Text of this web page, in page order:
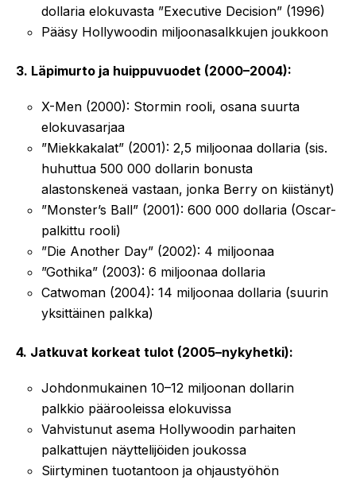
dollaria elokuvasta ”Executive Decision” (1996)
Pääsy Hollywoodin miljoonasalkkujen joukkoon
3. Läpimurto ja huippuvuodet (2000–2004):
X-Men (2000): Stormin rooli, osana suurta
elokuvasarjaa
”Miekkakalat” (2001): 2,5 miljoonaa dollaria (sis.
huhuttua 500 000 dollarin bonusta
alastonskeneä vastaan, jonka Berry on kiistänyt)
”Monster’s Ball” (2001): 600 000 dollaria (Oscar-
palkittu rooli)
”Die Another Day” (2002): 4 miljoonaa
”Gothika” (2003): 6 miljoonaa dollaria
Catwoman (2004): 14 miljoonaa dollaria (suurin
yksittäinen palkka)
4. Jatkuvat korkeat tulot (2005–nykyhetki):
Johdonmukainen 10–12 miljoonan dollarin
palkkio päärooleissa elokuvissa
Vahvistunut asema Hollywoodin parhaiten
palkattujen näyttelijöiden joukossa
Siirtyminen tuotantoon ja ohjaustyöhön